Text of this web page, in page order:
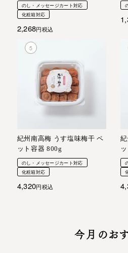
のし・メッセージカート対応
化粧箱対応
2,268 税込
紀州南高梅 うす塩味梅干 ペ
ット容器 800g
のし・メッセージカート対応
化粧箱対応
4,320 税込
今月のお